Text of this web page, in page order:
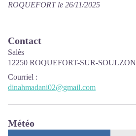
ROQUEFORT le 26/11/2025
Contact
Salès
12250 ROQUEFORT-SUR-SOULZON
Courriel :
dinahmadani02@gmail.com
Météo